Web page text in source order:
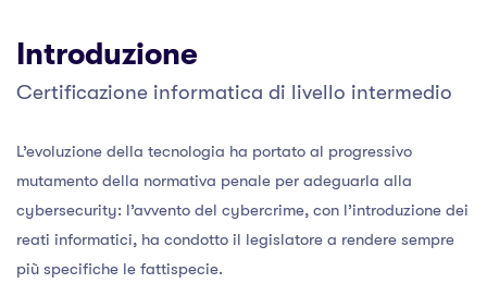
Introduzione
Certificazione informatica di livello intermedio
L’evoluzione della tecnologia ha portato al progressivo
mutamento della normativa penale per adeguarla alla
cybersecurity: l’avvento del cybercrime, con l’introduzione dei
reati informatici, ha condotto il legislatore a rendere sempre
più specifiche le fattispecie.